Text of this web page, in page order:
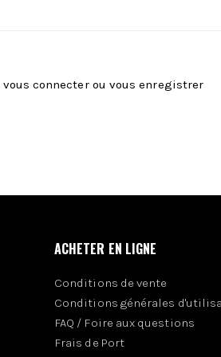
vous connecterou vous enregistrer
ACHETER EN LIGNE
Conditions de vente
Conditions générales
FAQ / Foire aux questions
Frais de Port